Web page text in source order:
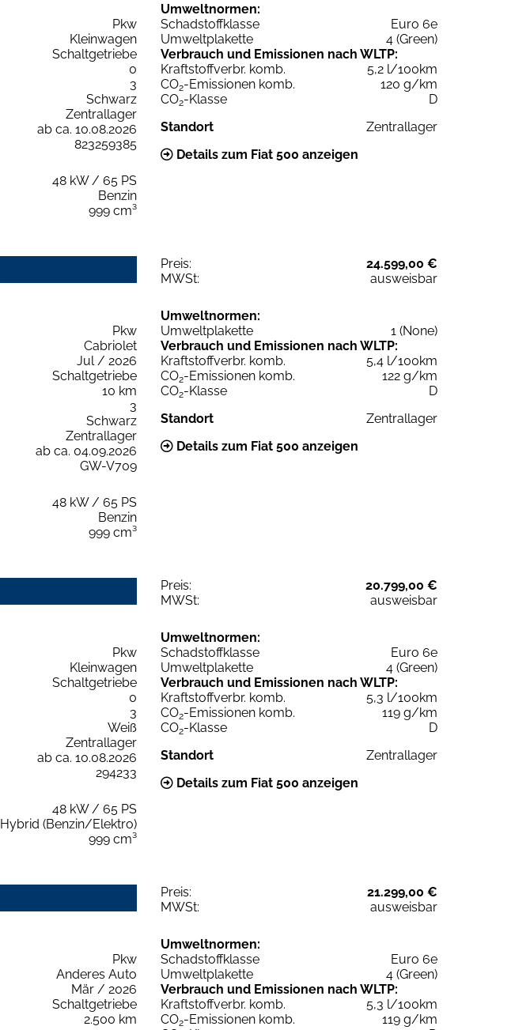
Pkw
Kleinwagen
Schaltgetriebe
0
3
Schwarz
Zentrallager
ab ca. 10.08.2026
823259385
48 kW / 65 PS
Benzin
999 cm³
Umweltnormen:
Schadstoffklasse
Euro 6e
Umweltplakette
4 (Green)
Verbrauch und Emissionen nach WLTP:
Kraftstoffverbr. komb.
5,2 l/100km
CO2-Emissionen komb.
120 g/km
CO2-Klasse
D
Standort
Zentrallager
Details zum Fiat 500 anzeigen
Preis:
24.599,00 €
MWSt:
ausweisbar
Pkw
Cabriolet
Jul / 2026
Schaltgetriebe
10 km
3
Schwarz
Zentrallager
ab ca. 04.09.2026
GW-V709
48 kW / 65 PS
Benzin
999 cm³
Umweltnormen:
Umweltplakette
1 (None)
Verbrauch und Emissionen nach WLTP:
Kraftstoffverbr. komb.
5,4 l/100km
CO2-Emissionen komb.
122 g/km
CO2-Klasse
D
Standort
Zentrallager
Details zum Fiat 500 anzeigen
Preis:
20.799,00 €
MWSt:
ausweisbar
Pkw
Kleinwagen
Schaltgetriebe
0
3
Weiß
Zentrallager
ab ca. 10.08.2026
294233
48 kW / 65 PS
Hybrid (Benzin/Elektro)
999 cm³
Umweltnormen:
Schadstoffklasse
Euro 6e
Umweltplakette
4 (Green)
Verbrauch und Emissionen nach WLTP:
Kraftstoffverbr. komb.
5,3 l/100km
CO2-Emissionen komb.
119 g/km
CO2-Klasse
D
Standort
Zentrallager
Details zum Fiat 500 anzeigen
Preis:
21.299,00 €
MWSt:
ausweisbar
Pkw
Anderes Auto
Mär / 2026
Schaltgetriebe
2.500 km
Umweltnormen:
Schadstoffklasse
Euro 6e
Umweltplakette
4 (Green)
Verbrauch und Emissionen nach WLTP:
Kraftstoffverbr. komb.
5,3 l/100km
CO2-Emissionen komb.
119 g/km